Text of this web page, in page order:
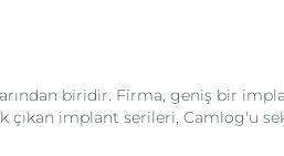
biridir. Firma, geniş bir
implant serileri, Camlog'u